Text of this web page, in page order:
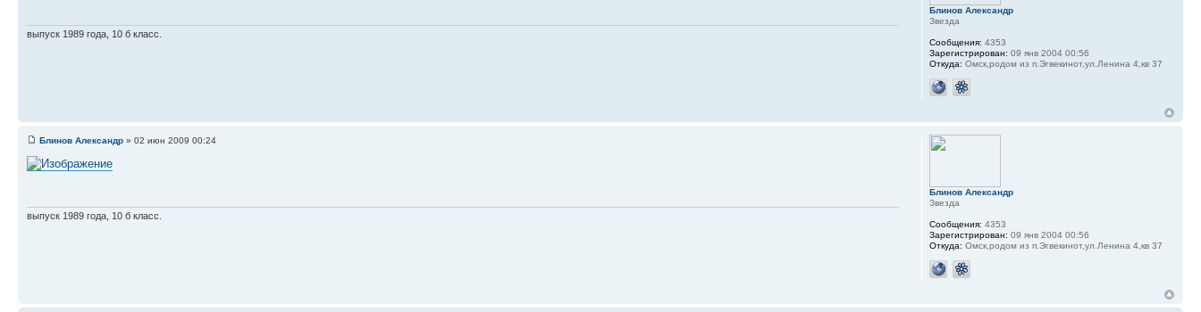
выпуск 1989 года, 10 б класс.
Блинов Александр
Звезда
Сообщения: 4353
Зарегистрирован: 09 янв 2004 00:56
Откуда: Омск,родом из п.Эгвекинот,ул.Ленина 4,кв 37
Блинов Александр » 02 июн 2009 00:24
выпуск 1989 года, 10 б класс.
Блинов Александр
Звезда
Сообщения: 4353
Зарегистрирован: 09 янв 2004 00:56
Откуда: Омск,родом из п.Эгвекинот,ул.Ленина 4,кв 37